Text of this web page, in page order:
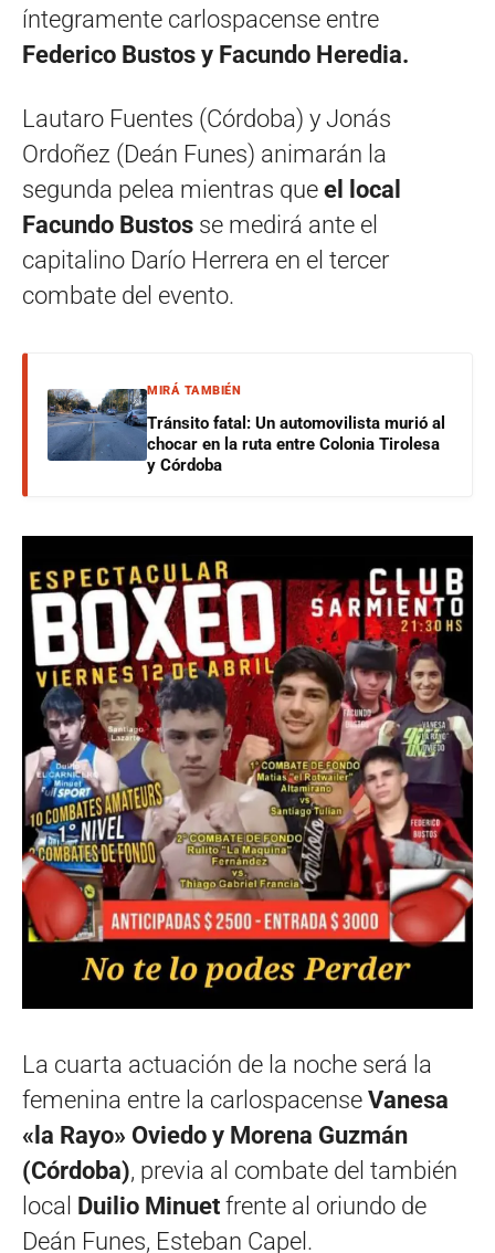
íntegramente carlospacense entre
Federico Bustos y Facundo Heredia.
Lautaro Fuentes (Córdoba) y Jonás
Ordoñez (Deán Funes) animarán la
segunda pelea mientras que el local
Facundo Bustos se medirá ante el
capitalino Darío Herrera en el tercer
combate del evento.
MIRÁ TAMBIÉN
Tránsito fatal: Un automovilista murió al
chocar en la ruta entre Colonia Tirolesa
y Córdoba
La cuarta actuación de la noche será la
femenina entre la carlospacense Vanesa
«la Rayo» Oviedo y Morena Guzmán
(Córdoba), previa al combate del también
local Duilio Minuet frente al oriundo de
Deán Funes, Esteban Capel.